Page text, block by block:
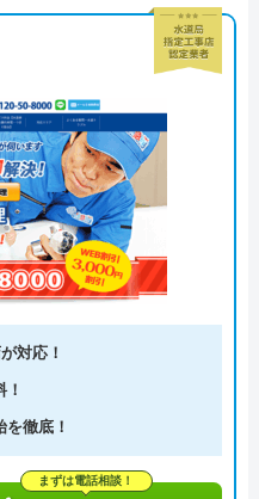
対応！
徹底！
まずは電話相談！